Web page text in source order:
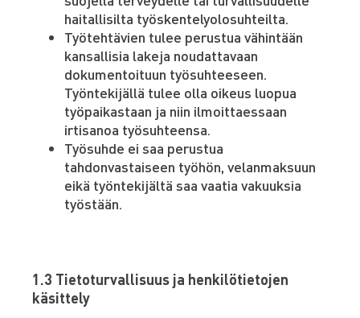
haitallisilta työskentelyolosuhteilta.
Työtehtävien tulee perustua vähintään
kansallisia lakeja noudattavaan
dokumentoituun työsuhteeseen.
Työntekijällä tulee olla oikeus luopua
työpaikastaan ja niin ilmoittaessaan
irtisanoa työsuhteensa.
Työsuhde ei saa perustua
tahdonvastaiseen työhön, velanmaksuun
eikä työntekijältä saa vaatia vakuuksia
työstään.
1.3 Tietoturvallisuus ja henkilötietojen
käsittely